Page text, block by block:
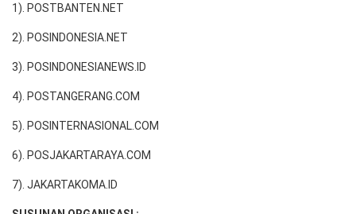
1). POSTBANTEN.NET
2). POSINDONESIA.NET
3). POSINDONESIANEWS.ID
4). POSTANGERANG.COM
5). POSINTERNASIONAL.COM
6). POSJAKARTARAYA.COM
7). JAKARTAKOMA.ID